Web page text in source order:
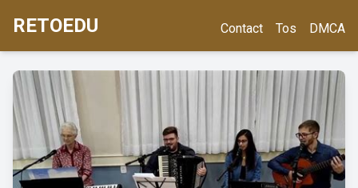
RETOEDU Contact Tos DMCA